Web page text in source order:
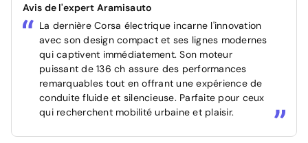
Avis de l'expert Aramisauto
La dernière Corsa électrique incarne l'innovation
avec son design compact et ses lignes modernes
qui captivent immédiatement. Son moteur
puissant de 136 ch assure des performances
remarquables tout en offrant une expérience de
conduite fluide et silencieuse. Parfaite pour ceux
qui recherchent mobilité urbaine et plaisir.